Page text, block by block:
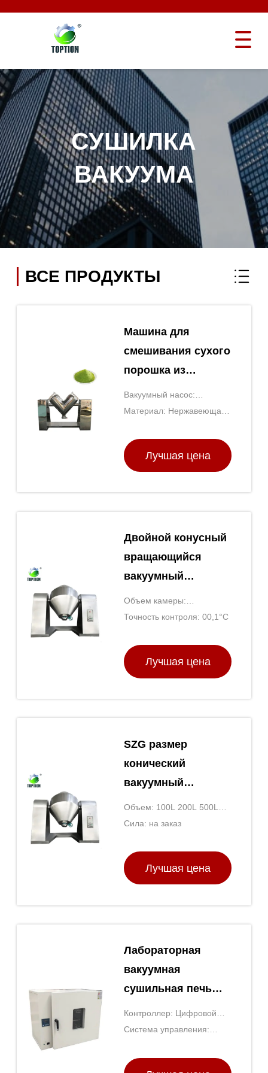
СУШИЛКА
ВАКУУМА
ВСЕ ПРОДУКТЫ
Машина для
смешивания сухого
порошка из
нержавеющей
стали формы V с
насосом
Вакуумный насос:
Включается
Материал: Нержавеющая
Лучшая цена
Двойной конусный
вращающийся
вакуумный
сушильщик
вакуумная
TOPTION Китай
Объем камеры:
Определяется по модели
Точность контроля: 00,1°C
Лучшая цена
SZG размер
конический
вакуумный
сушильщик
индивидуальный и
вращающийся
сушильный
Объем: 100L 200L 500L
800L 1500L
Сила: на заказ
Лучшая цена
Лабораторная
вакуумная
сушильная печь
для биохимии и
фармацевтики
Контроллер: Цифровой
ПИД-регулятор
Система управления: